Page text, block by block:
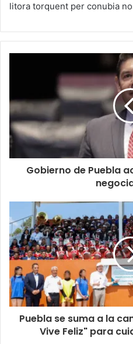
litora torquent per conubia
Gobierno de Puebla
Puebla se suma a la
Vive Feliz" para